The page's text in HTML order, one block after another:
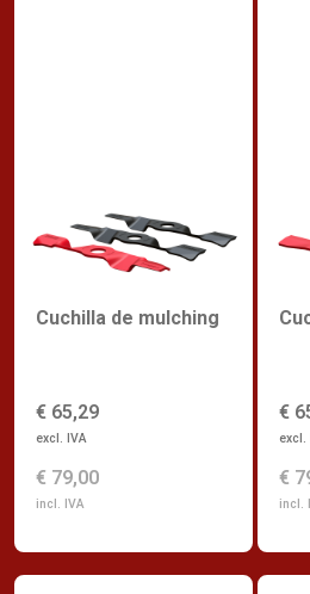
Cuchilla de mulching
€ 65,29
excl. IVA
€ 79,00
incl. IVA
€
excl.
€
incl.